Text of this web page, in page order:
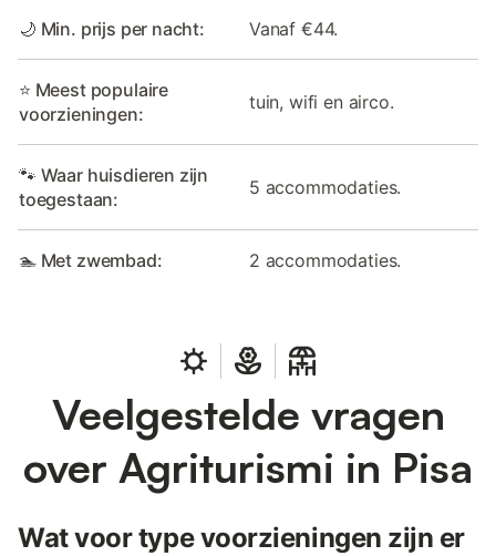
🌙 Min. prijs per nacht: Vanaf €44.
⭐ Meest populaire
voorzieningen:
tuin, wifi en airco.
🐾 Waar huisdieren zijn
toegestaan:
5 accommodaties.
🏊 Met zwembad: 2 accommodaties.
Veelgestelde vragen
over Agriturismi in Pisa
Wat voor type voorzieningen zijn er